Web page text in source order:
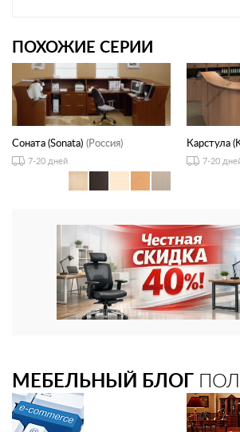
ПОХОЖИЕ СЕРИИ
Соната (Sonata) (Россия)
7-20 дней
Карстула
7-20
МЕБЕЛЬНЫЙ БЛОГ